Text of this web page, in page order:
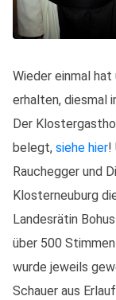
Wieder einmal
erhalten, diesmal
Der
belegt, siehe hier!
Rauchegger und
Klosterneuburg
Landesrätin
über 500
wurde jeweils
Schauer aus